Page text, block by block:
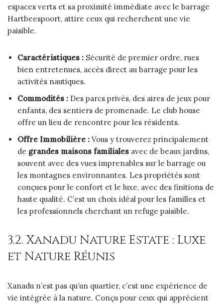
espaces verts et sa proximité immédiate avec le barrage
Hartbeespoort, attire ceux qui recherchent une vie
paisible.
Caractéristiques : Sécurité de premier ordre, rues
bien entretenues, accès direct au barrage pour les
activités nautiques.
Commodités : Des parcs privés, des aires de jeux pour
enfants, des sentiers de promenade. Le club house
offre un lieu de rencontre pour les résidents.
Offre Immobilière : Vous y trouverez principalement
de grandes maisons familiales avec de beaux jardins,
souvent avec des vues imprenables sur le barrage ou
les montagnes environnantes. Les propriétés sont
conçues pour le confort et le luxe, avec des finitions de
haute qualité. C’est un choix idéal pour les familles et
les professionnels cherchant un refuge paisible.
3.2. Xanadu Nature Estate : Luxe
et Nature Réunis
Xanadu n’est pas qu’un quartier, c’est une expérience de
vie intégrée à la nature. Conçu pour ceux qui apprécient